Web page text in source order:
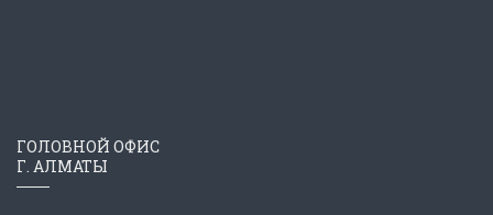
ГОЛОВНОЙ ОФИС
Г. АЛМАТЫ